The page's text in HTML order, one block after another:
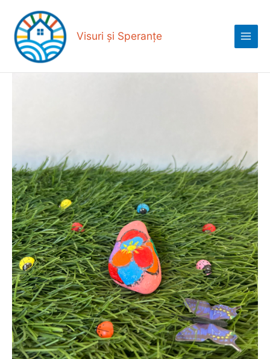
content
Visuri și Speranțe
Menu